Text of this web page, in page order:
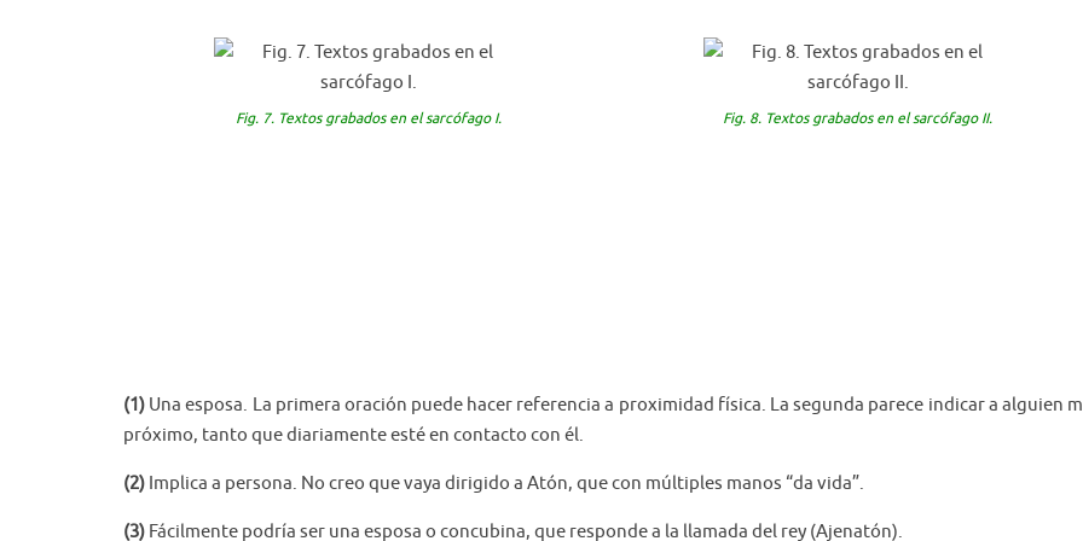
Fig. 7. Textos grabados en el sarcófago I. Fig. 8. Textos grabados en el sarcófago II.
(1) Una esposa. La primera oración puede hacer referencia a proximidad física. La segunda parece indicar a alguien
próximo, tanto que diariamente esté en contacto con él.
(2) Implica a persona. No creo que vaya dirigido a Atón, que con múltiples manos “da vida”.
(3) Fácilmente podría ser una esposa o concubina, que responde a la llamada del rey (Ajenatón).